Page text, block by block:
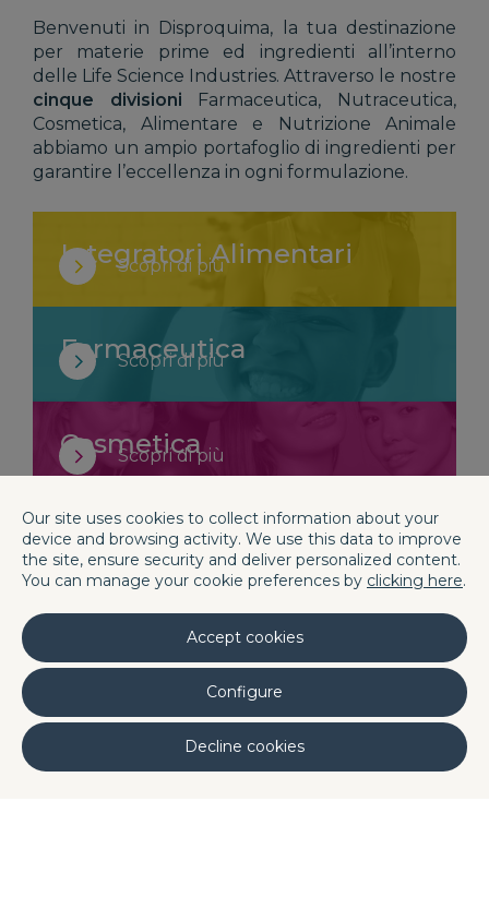
Benvenuti in Disproquima, la tua destinazione
per materie prime ed ingredienti all’interno
delle Life Science Industries. Attraverso le nostre
cinque divisioni Farmaceutica, Nutraceutica,
Cosmetica, Alimentare e Nutrizione Animale
abbiamo un ampio portafoglio di ingredienti per
garantire l’eccellenza in ogni formulazione.
Integratori Alimentari
Scopri di più
Farmaceutica
Scopri di più
Cosmetica
Scopri di più
Alimentazione Animale
Scopri di più
Alimenti e Bevande
Scopri di più
Hai bisogno di aiuto?
Our site uses cookies to collect information about your
device and browsing activity. We use this data to improve
the site, ensure security and deliver personalized content.
You can manage your cookie preferences by clicking here.
Accept cookies
Configure
Decline cookies